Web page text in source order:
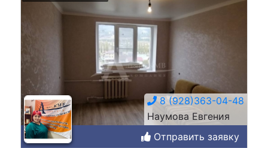
8 (928)363-04-48
Наумова Евгения
Отправить заявку